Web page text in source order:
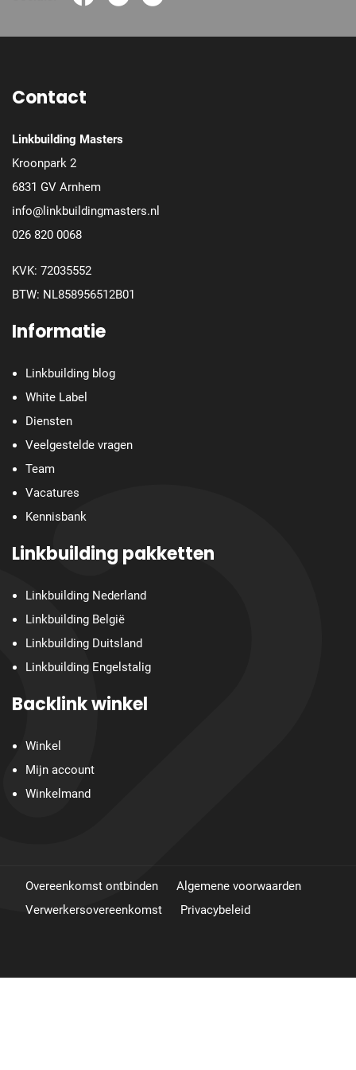
Contact
Linkbuilding Masters
Kroonpark 2
6831 GV Arnhem
info@linkbuildingmasters.nl
026 820 0068
KVK: 72035552
BTW: NL858956512B01
Informatie
Linkbuilding blog
White Label
Diensten
Veelgestelde vragen
Team
Vacatures
Kennisbank
Linkbuilding pakketten
Linkbuilding Nederland
Linkbuilding België
Linkbuilding Duitsland
Linkbuilding Engelstalig
Backlink winkel
Winkel
Mijn account
Winkelmand
Overeenkomst ontbinden
Algemene voorwaarden
Verwerkersovereenkomst
Privacybeleid